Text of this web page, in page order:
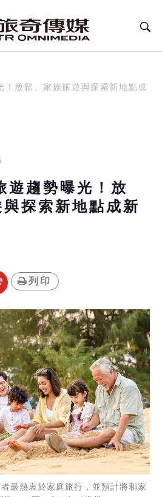
！放鬆、家族旅遊與探索新地點成
遊趨勢曝光！放
探索新地點成新
列印
最熱衷於家庭旅行，並預計將和家